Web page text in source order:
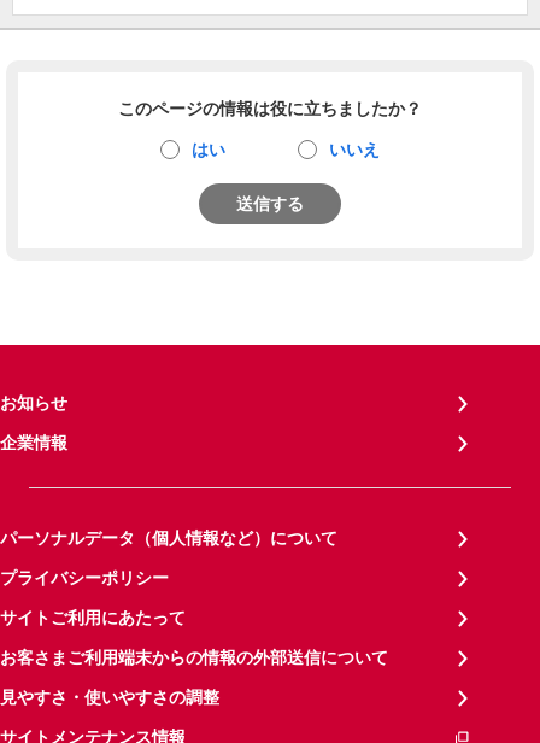
このページの情報は役に立ちましたか？
はい いいえ
送信する
お知らせ
企業情報
パーソナルデータ（個人情報など）について
プライバシーポリシー
サイトご利用にあたって
お客さまご利用端末からの情報の外部送信について
見やすさ・使いやすさの調整
サイトメンテナンス情報